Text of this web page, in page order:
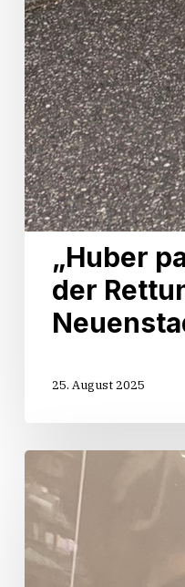
„Huber
der
25. August 2025
Start
Sommertour
„Huber
packt
an!“